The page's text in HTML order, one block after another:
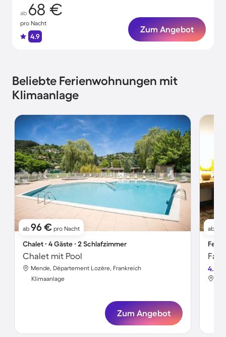
ab 68 €
pro Nacht
4.9
Zum Angebot
Beliebte Ferienwohnungen mit
Klimaanlage
ab 96 € pro Nacht
Chalet ∙ 4 Gäste ∙ 2 Schlafzimmer
Chalet mit Pool
Mende, Département Lozère, Frankreich
Klimaanlage
Zum Angebot
ab
4.8